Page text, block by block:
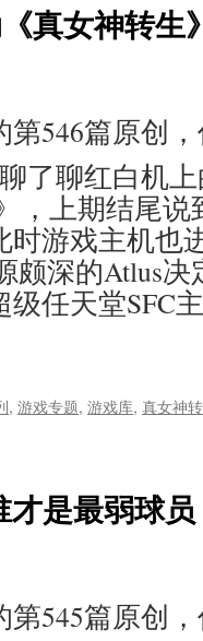
真女神转生
546篇原创
了聊红白机
，上期结尾
游戏主机也
颇深的Atlus
任天堂SFC
, 游戏专题, 游戏库, 真女神
才是最弱球
545篇原创